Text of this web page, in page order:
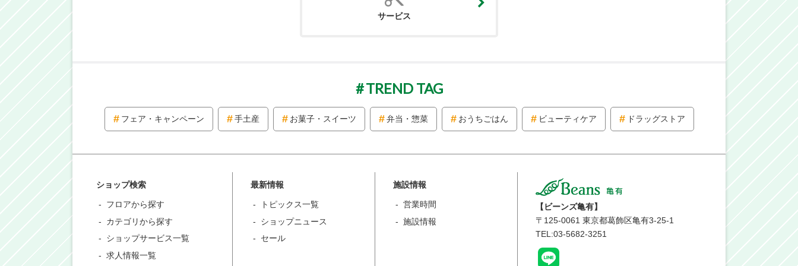
サービス
TREND TAG
フェア・キャンペーン 手土産 お菓子・スイーツ 弁当・惣菜 おうちごはん ビューティケア ドラッグストア
ショップ検索
フロアから探す
カテゴリから探す
ショップサービス一覧
求人情報一覧
最新情報
トピックス一覧
ショップニュース
セール
施設情報
営業時間
施設情報
【ビーンズ亀有】
〒 125-0061 東京都葛飾区亀有3-25-1
TEL:03-5682-3251